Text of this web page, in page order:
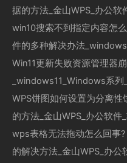
据的方法_金山WPS_办公软
win10搜索不到指定内容怎
件的多种解决办法
Win11更新失败资源管理器
_windows11_Windows系列
WPS饼图如何设置为分离性
的方法_金山WPS_办公软件
wps表格无法拖动怎么回事
的解决方法_金山WPS_办公